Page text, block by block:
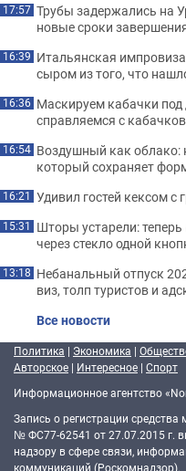
17:57 Трубы задержались на
новые сроки
16:39 Итальянская
сыром из того, что
16:36 Маскируем кабачки под
справляемся с
16:54 Воздушный как
который сохраняет
16:21 Удивил гостей кексом с
15:31 Шторы устарели:
через стекло одной
13:18 Небанальный отпуск
виз, толп туристов и
Все новости
Политика | Экономика |
Авторское | Интересное | Спорт
Информационное агентство
Запись о регистрации
№ ФС77-62541 от 27.07.2015 г.
надзору в сфере связи,
коммуникаций (Роскомнадзор).